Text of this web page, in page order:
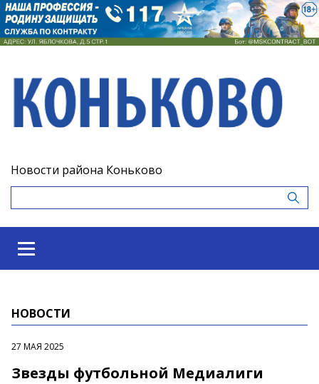
Новости района Коньково
НОВОСТИ
27 МАЯ 2025
Звезды футбольной Медиалиги